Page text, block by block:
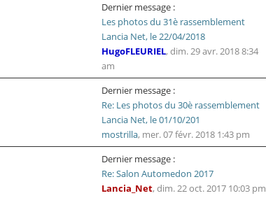
Dernier message :
Les photos du 31è rassemblement
Lancia Net, le 22/04/2018
HugoFLEURIEL, dim. 29 avr. 2018 8:34
am
Dernier message :
Re: Les photos du 30è rassemblement
Lancia Net, le 01/10/201
mostrilla, mer. 07 févr. 2018 1:43 pm
Dernier message :
Re: Salon Automedon 2017
Lancia_Net, dim. 22 oct. 2017 10:03 pm